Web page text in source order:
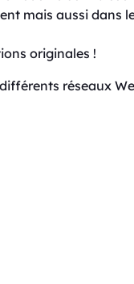
mais aussi dans
originales !
réseaux